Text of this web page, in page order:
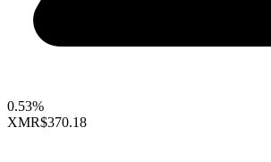
0.53%
XMR$370.18